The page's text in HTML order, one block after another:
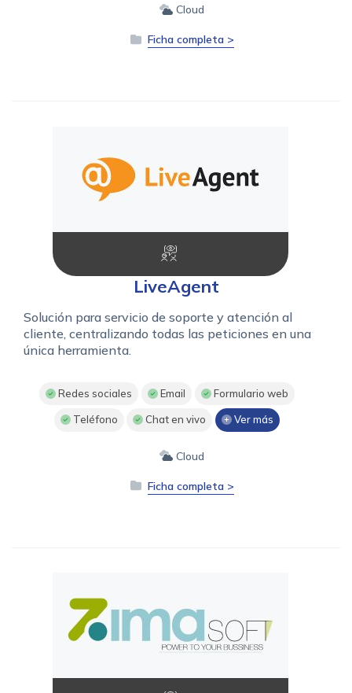
Cloud
Ficha completa >
LiveAgent
Solución para servicio de soporte y atención al
cliente, centralizando todas las peticiones en una
única herramienta.
Redes sociales Email Formulario web
Teléfono Chat en vivo Ver más
Cloud
Ficha completa >